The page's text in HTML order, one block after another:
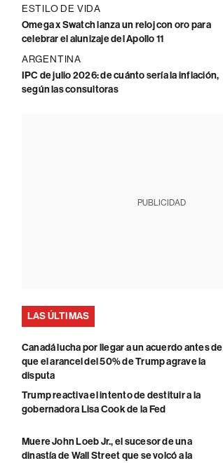
ESTILO DE VIDA
Omega x Swatch lanza un reloj con oro para
celebrar el alunizaje del Apollo 11
ARGENTINA
IPC de julio 2026: de cuánto sería la inflación,
según las consultoras
PUBLICIDAD
LAS ÚLTIMAS
Canadá lucha por llegar a un acuerdo antes de
que el arancel del 50% de Trump agrave la
disputa
Trump reactiva el intento de destituir a la
gobernadora Lisa Cook de la Fed
Muere John Loeb Jr., el sucesor de una
dinastía de Wall Street que se volcó a la